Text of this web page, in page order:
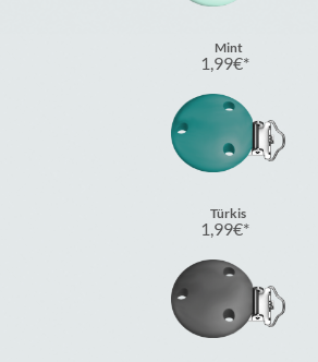
Mint
1,99€
Türkis
1,99€